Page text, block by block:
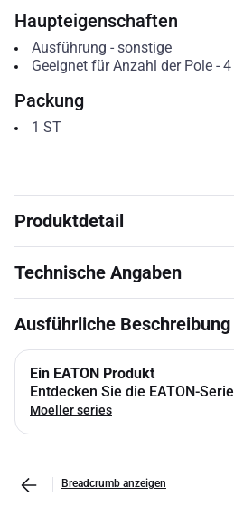
Haupteigenschaften
Ausführung - sonstige
Geeignet für Anzahl der Pole- 4
Packung
1 ST
Produktdetail
Technische Angaben
Ausführliche Beschreibung
Ein EATON Produkt
Entdecken Sie die EATON-Serie
Moeller series
Breadcrumb anzeigen